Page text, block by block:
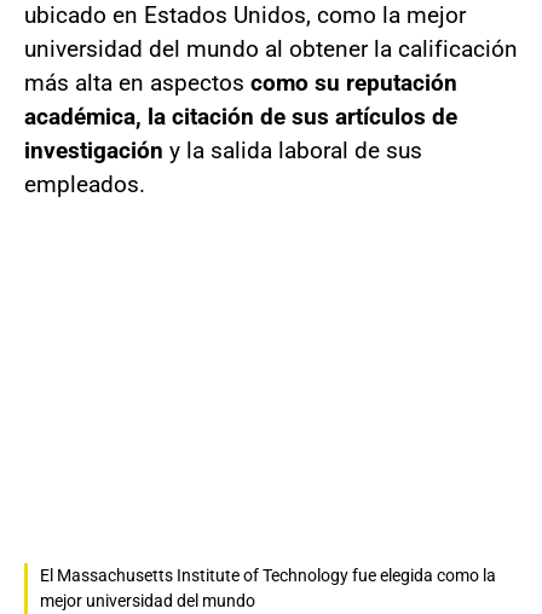
ubicado en Estados Unidos, como la mejor
universidad del mundo al obtener la calificación
más alta en aspectos como su reputación
académica, la citación de sus artículos de
investigación y la salida laboral de sus
empleados.
El Massachusetts Institute of Technology fue elegida como la
mejor universidad del mundo